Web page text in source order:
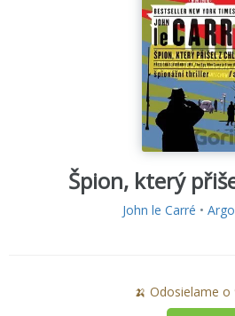
Špion, který
John le Carré • Argo
🍌 Odosielame o